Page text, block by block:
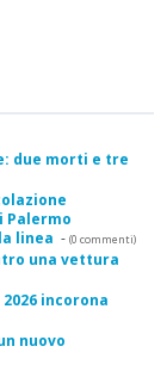
due morti e tre
linea - (0 commenti)
una vettura
incorona
nuovo